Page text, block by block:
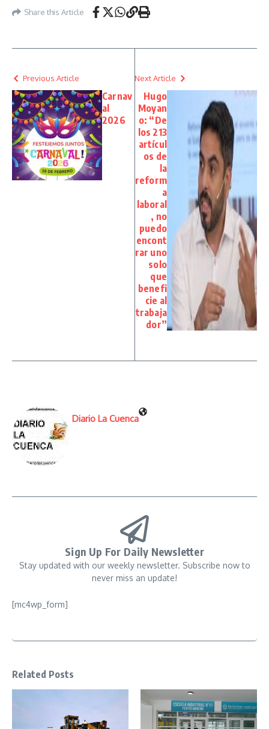
Share this Article
Previous Article
Carnav
al
2026
Next Article
Hugo
Moyan
o: “De
los 213
artícul
os de
la
reform
a
laboral
, no
puedo
encont
rar uno
solo
que
benefi
cie al
trabaja
dor”
Diario La Cuenca
Sign Up For Daily Newsletter
Stay updated with our weekly newsletter. Subscribe now to
never miss an update!
[mc4wp_form]
Related Posts